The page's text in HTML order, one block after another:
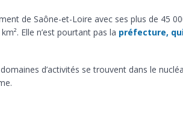
de Saône-et-Loire avec ses plus de 45
Elle n’est pourtant pas la préfecture,
d’activités se trouvent dans le